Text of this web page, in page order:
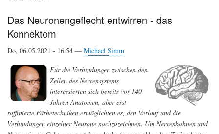
Das Neuronengeflecht entwirren - das
Konnektom
Do, 06.05.2021 - 16:54 — Michael Simm
Für die Verbindungen zwischen den
Zellen des Nervensystems
interessierten sich bereits vor 140
Jahren Anatomen, aber erst
raffinierte Färbetechniken ermöglichten es, den Verlauf und die
Verbindungen einzelner Neurone nachzuzeichnen. Um Nervenbahnen und